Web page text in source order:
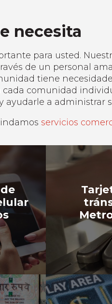
necesita
para usted.
de un personal
tiene
cada comunidad
ayudarle a administrar
servicios